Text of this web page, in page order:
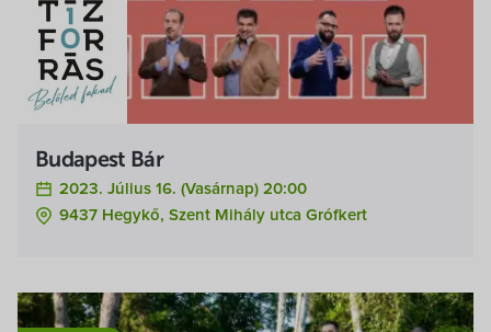
Budapest Bár
2023. Július 16. (vasárnap) 20:00
9437 Hegykő, Szent Mihály utca Grófkert